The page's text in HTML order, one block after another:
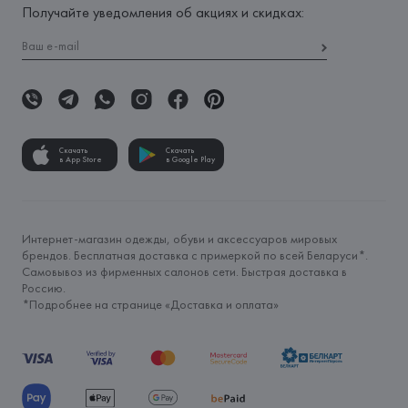
Получайте уведомления об акциях и скидках:
Скачать
в App Store
Скачать
в Google Play
Интернет-магазин одежды, обуви и аксессуаров мировых
брендов. Бесплатная доставка с примеркой по всей Беларуси*.
Самовывоз из фирменных салонов сети. Быстрая доставка в
Россию.
*Подробнее на странице «Доставка и оплата»